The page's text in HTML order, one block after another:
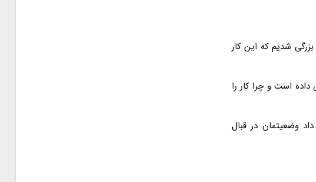
شدیم که این کار
است و چرا کار را
وضعیتمان در قبال